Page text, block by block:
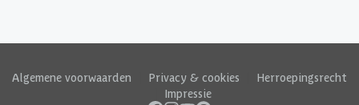
Algemene voorwaarden Privacy & cookies
Herroepingsrecht
Impressie